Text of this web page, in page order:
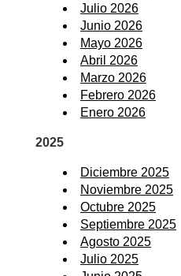
Julio 2026
Junio 2026
Mayo 2026
Abril 2026
Marzo 2026
Febrero 2026
Enero 2026
2025
Diciembre 2025
Noviembre 2025
Octubre 2025
Septiembre 2025
Agosto 2025
Julio 2025